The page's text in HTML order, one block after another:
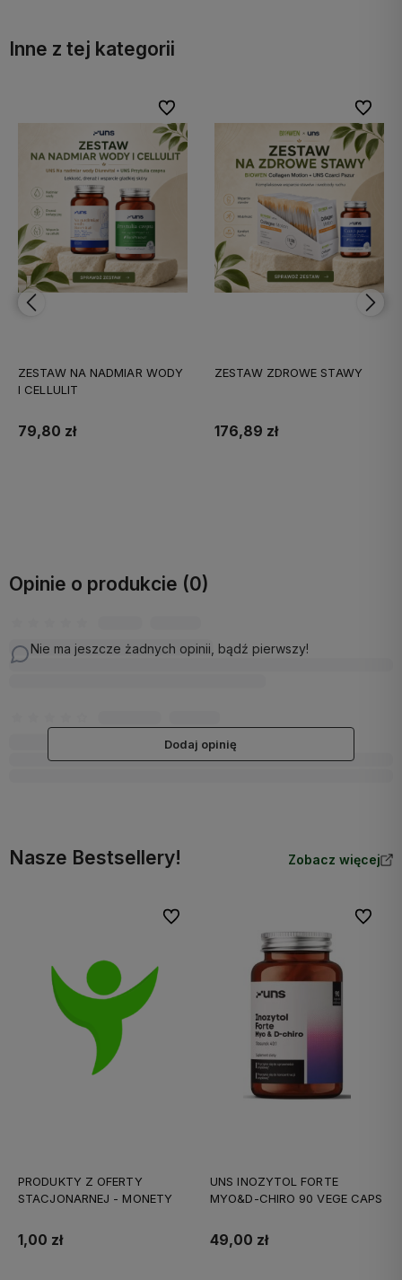
Inne z tej kategorii
ZESTAW NA NADMIAR WODY
I CELLULIT
79,80 zł
Do ulubionych
Do ulubionych
ZESTAW ZDROWE STAWY
176,89 zł
Do
Do
Opinie o produkcie (0)
Nie ma jeszcze żadnych opinii, bądź pierwszy!
Dodaj opinię
Nasze Bestsellery! Zobacz więcej
PRODUKTY Z OFERTY
STACJONARNEJ - MONETY
1,00 zł
Do ulubionych
UNS INOZYTOL FORTE
MYO&D-CHIRO 90 VEGE CAPS
49,00 zł
Do